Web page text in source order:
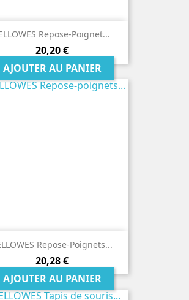
Repose-Poignet...
Prix
20,20 €
AJOUTER AU PANIER
Repose-Poignets...
Prix
20,28 €
AJOUTER AU PANIER